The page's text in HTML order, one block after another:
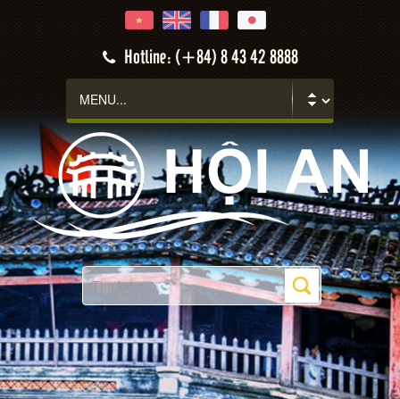
Hotline: (+84) 8 43 42 8888